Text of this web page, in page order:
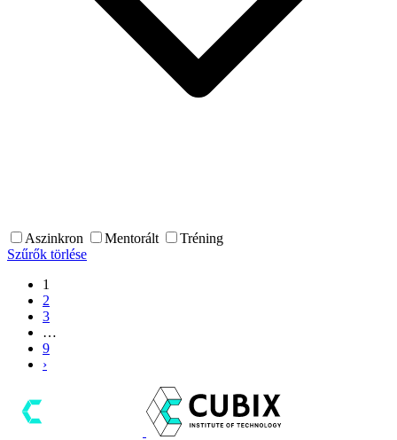
Aszinkron Mentorált
Tréning
Szűrők törlése
1
2
3
…
9
›